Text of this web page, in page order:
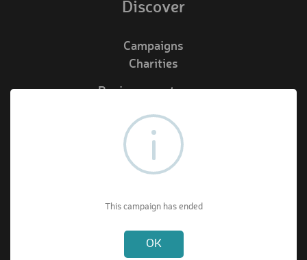
Discover
Campaigns
Charities
Business customers
en
About us
How it works
This campaign has ended
OK